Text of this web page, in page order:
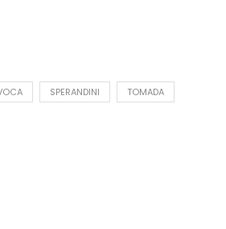
SPERANDINI TOMADA